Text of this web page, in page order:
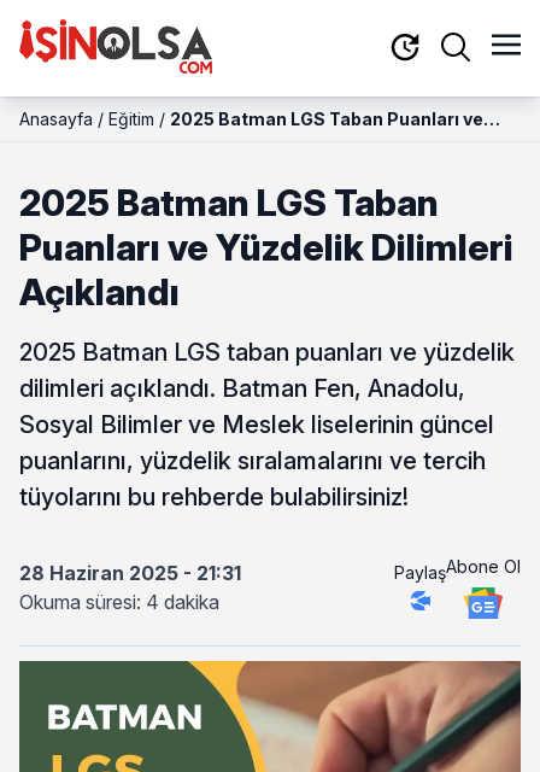
Anasayfa / Eğitim / 2025 Batman LGS Taban Puanları ve
2025 Batman LGS Taban
Puanları ve Yüzdelik Dilimleri
Açıklandı
2025 Batman LGS taban puanları ve yüzdelik
dilimleri açıklandı. Batman Fen, Anadolu,
Sosyal Bilimler ve Meslek liselerinin güncel
puanlarını, yüzdelik sıralamalarını ve tercih
tüyolarını bu rehberde bulabilirsiniz!
28 Haziran 2025 - 21:31
Okuma süresi: 4 dakika
PaylaşAbone Ol